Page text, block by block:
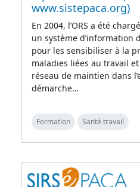
www.sistepaca.org)
En 2004, l’ORS a été
un système d’information
pour les sensibiliser à la
maladies liées au travail
réseau de maintien dans
démarche…
Formation Santé travail